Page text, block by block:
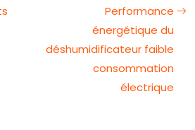
Performance
énergétique du
déshumidificateur faible
consommation
électrique